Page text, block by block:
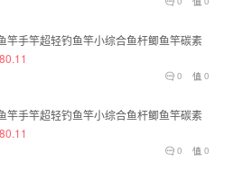
竿手竿超轻钓鱼竿小综合鱼杆鲫鱼竿碳素
0
0
竿手竿超轻钓鱼竿小综合鱼杆鲫鱼竿碳素
0
0